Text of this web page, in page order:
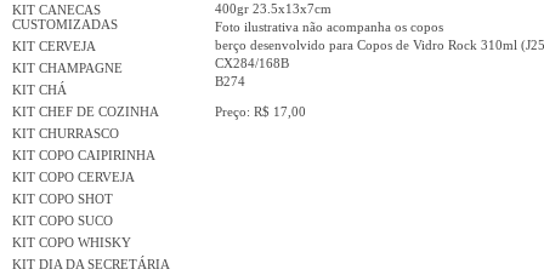
KIT CANECAS
CUSTOMIZADAS
KIT CERVEJA
KIT CHAMPAGNE
KIT CHÁ
KIT CHEF DE COZINHA
KIT CHURRASCO
KIT COPO CAIPIRINHA
KIT COPO CERVEJA
KIT COPO SHOT
KIT COPO SUCO
KIT COPO WHISKY
KIT DIA DA SECRETÁRIA
400gr 23.5x13x7cm
Foto ilustrativa não acompanha os copos
berço desenvolvido para Copos de Vidro Rock 310ml
CX284/168B
B274
Preço: R$ 17,00